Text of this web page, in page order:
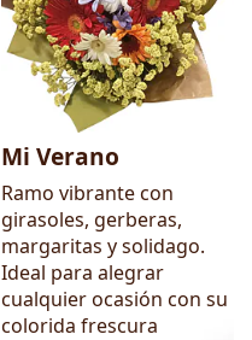
Mi Verano
Ramo vibrante con
girasoles, gerberas,
margaritas y solidago.
Ideal para alegrar
cualquier ocasión con su
colorida frescura